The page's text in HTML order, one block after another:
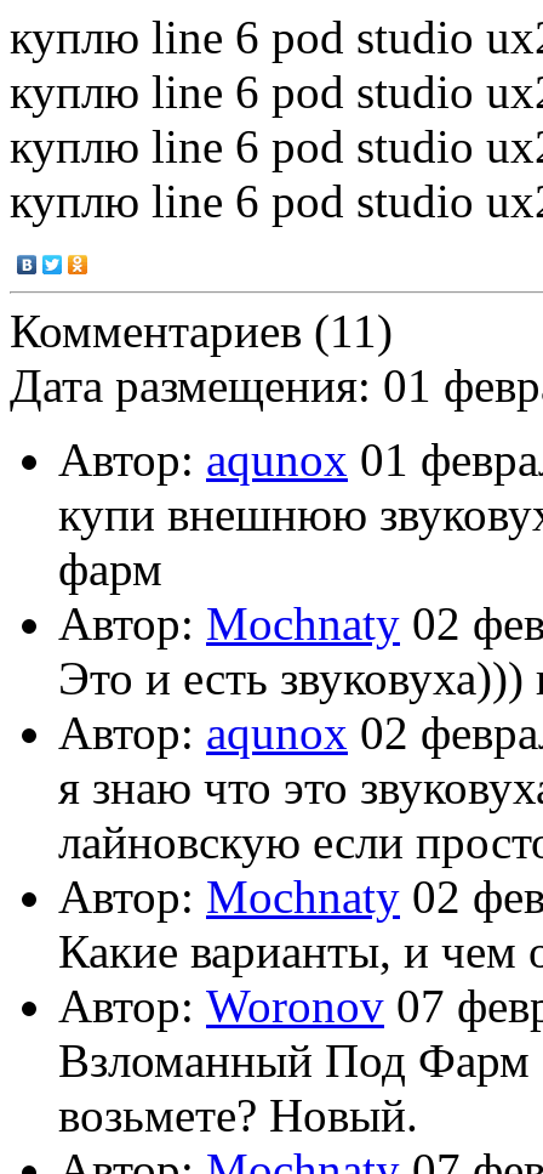
куплю line 6 pod studio
куплю line 6 pod studio
куплю line 6 pod studio
куплю line 6 pod studio
Комментариев (11)
Дата размещения: 01
Автор: aqunox 01
купи внешнюю
фарм
Автор: Mochnaty 02
Это и есть
Автор: aqunox 02
я знаю что это
лайновскую если
Автор: Mochnaty 02
Какие варианты, и чем
Автор: Woronov 07
Взломанный Под Фарм
возьмете? Новый.